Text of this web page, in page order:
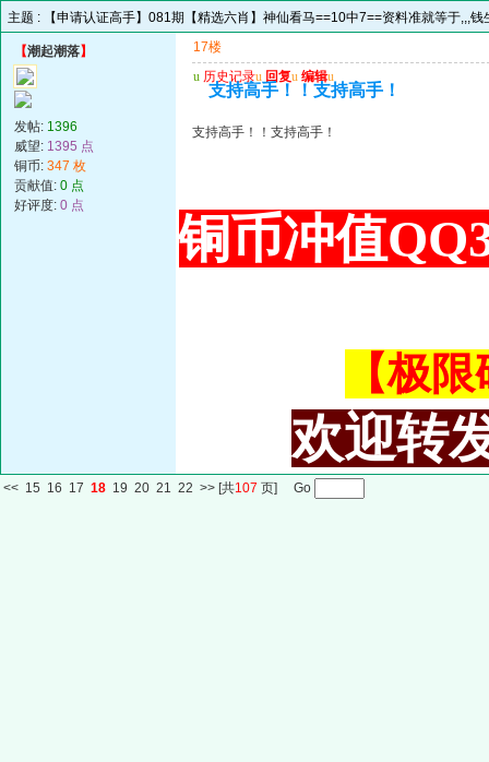
主题 : 【申请认证高手】081期【精选六肖】神仙看马==10中7==资料准就等于,,,钱
【潮起潮落】
发帖: 1396
威望: 1395 点
铜币: 347 枚
贡献值: 0 点
好评度: 0 点
17楼
u 历史记录u 回复u 编辑u
支持高手！！支持高手！
支持高手！！支持高手！
铜币冲值
【极
欢迎转
<< 15 16 17 18 19 20 21 22 >> [共107 页] Go